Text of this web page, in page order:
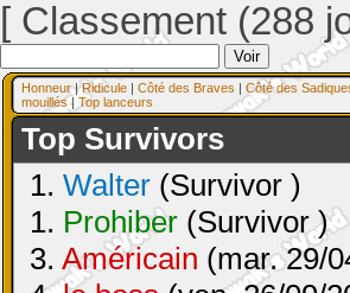
[ Classement (288
Honneur|Ridicule | Côté des Braves | Côté des
mouillés| Top lanceurs
Top Survivors
1. Walter (Survivor )
1. Prohiber (Survivor )
3. Américain (mar. 29/